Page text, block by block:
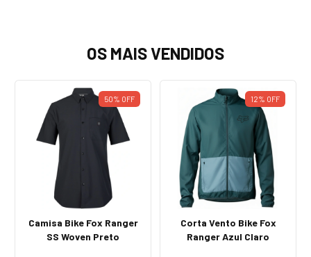
OS MAIS VENDIDOS
50% OFF
Camisa Bike Fox Ranger
SS Woven Preto
12% OFF
Corta Vento Bike Fox
Ranger Azul Claro